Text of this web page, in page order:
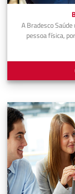
A Bradesco
pessoa física,